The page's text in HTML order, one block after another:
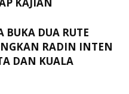
KAJIAN
BUKA DUA RUTE
RADIN INTEN
DAN KUALA